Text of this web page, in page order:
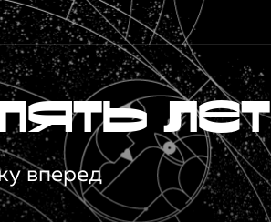
лет
вперед